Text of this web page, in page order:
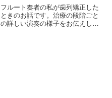
フルート奏者の私が歯列矯正した
ときのお話です。治療の段階ごと
の詳しい演奏の様子をお伝えしま